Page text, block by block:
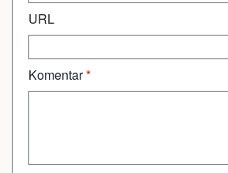
URL
Komentar*